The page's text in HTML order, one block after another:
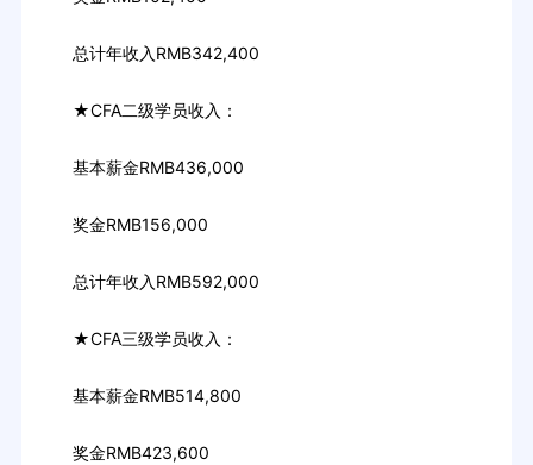
总计年收入RMB342,400
★CFA二级学员收入：
基本薪金RMB436,000
奖金RMB156,000
总计年收入RMB592,000
★CFA三级学员收入：
基本薪金RMB514,800
奖金RMB423,600